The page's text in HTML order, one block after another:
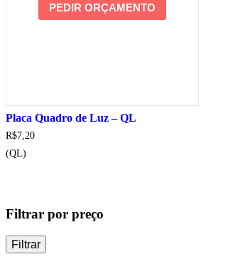
PEDIR ORÇAMENTO
Placa Quadro de Luz – QL
R$7,20
(QL)
Filtrar por preço
Filtrar